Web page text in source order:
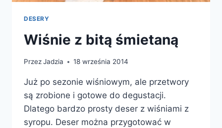
DESERY
Wiśnie z bitą śmietaną
PrzezJadzia 18 września 2014
Już po sezonie wiśniowym, ale przetwory
są zrobione i gotowe do degustacji.
Dlatego bardzo prosty deser z wiśniami z
syropu. Deser można przygotować w